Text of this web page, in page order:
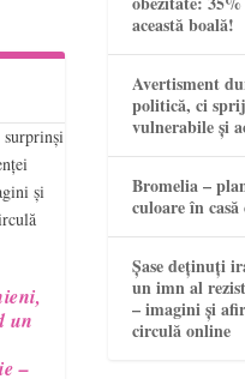
un
–
această boală!
Avertisment
politică, ci
vulnerabile și
Bromelia –
culoare în
Șase deținuți
un imn al
– imagini și
circulă online